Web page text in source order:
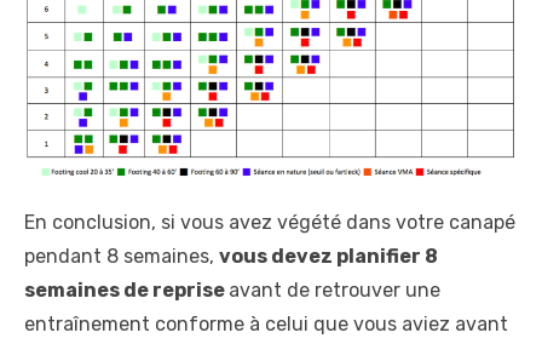
En conclusion, si vous avez végété dans votre canapé
pendant 8 semaines, vous devez planifier 8
semaines de reprise avant de retrouver une
entraînement conforme à celui que vous aviez avant